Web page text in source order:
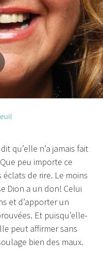
qu’elle n’a jamais fait
peu importe ce
de rire. Le moins
Dion a un don! Celui
et d’apporter un
Et puisqu’elle-
peut affirmer sans
bien des maux.